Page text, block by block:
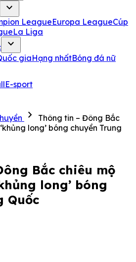
expand_more
LeagueEuropa LeagueCúp
La Liga
expand_more
giaHạng nhấtBóng đá nữ
E-sport
chevron_right
Thông tin – Đông Bắc
long’ bóng chuyền Trung
Bắc chiêu mộ
long’ bóng
Quốc